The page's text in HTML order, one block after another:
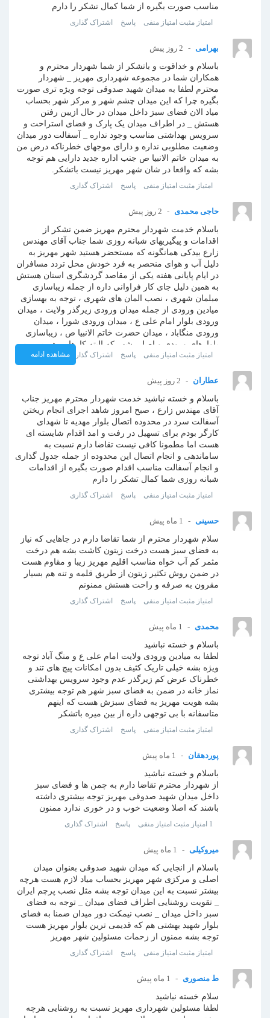
مناسب صورت بگیره از شما کمال تشکر را دارم
امتیاز مثبت امتیاز منفی پاسخ اشتراک گذاری
بهرامی
باسلام و خداقوت و باتشکر از شما شهردار محترم و
همکاران شما در مجموعه شهرداری مهریز _ شهردار
محترم لطفا به میدان شهید صدوقی توجه ویژه تری صورت
بگیره چرا که این میدان چشم شهر و مرکز شهر بحساب
میاد الان فضای سبز داخل میدان در حال ازیبن رفتن
هستش _ در اطراف میدان یک پارک و فضای استراحت و
سرویس بهداشتی مناسب وجود نداره _ آسفالت دور میدان
وضعیت مطلوبی نداره و دارای موجهای خطرناکه درض من
به میدان خاتم الانبیا ص جنب اداره جدید دارایی هم توجه
بشه که واقعا در شان شهر مهریز نیست باتشکر.
امتیاز مثبت امتیاز منفی پاسخ اشتراک گذاری
حاجی محمدی
باسلام خدمت شهردار محترم مهریز ضمن تشکر از
اقدامات و پیگیریهای شبانه روزی شما جناب آقای مهندس
زارع بیدکی همانگونه که مستحضر هستید شهر مهریز به
دلیل آب و هوای منحصر به فرد خودش محل تردد مسافران
در ایام پایانی هفته یکی از مقاصد گردشگری استان هستش
به همین دلیل جای کار فراوانی داره از جمله زیباسازی
مبلمان شهری ، نصب المان های شهری ، توجه به بهسازی
میادین ورودی از جمله میدان ورودی زیرگذر ولایت ، میدان
ورودی بلوار امام علی ع ، میدان ورودی شورا ، میدان
ورودی منگاباد ، میدان حضرت خاتم الانبیا ص ، زیباسازی
بلوارهای ورودی و اصلی شهر که البته کارهایی هم صورت
گرفته اما کافی نیست لطفا به این مسائل توجه صورت
بگیره که هر اقدام شهرداری آبروی کل شهر هستش
باتشکر از شما و همکاران خستگی ناپذیرتون.
مشاهده ادامه
امتیاز مثبت امتیاز منفی پاسخ اشتراک گذاری
عطاران
باسلام و خسته نباشید خدمت شهردار محترم مهریز جناب
آقای مهندس زارع ، صبح امروز شاهد اجرای انجام ریختن
آسفالت سرد در محدوده اتصال بلوار مهدیه تا شهدای
کارگر بودم برای تسهیل در رفت و امد اقدام شایسته ای
هست اما مطمونا کافی نیست تقاضا دارم نسبت به
ساماندهی و انجام اتصال این محدوده از جمله جدول گذاری
و انجام آسفالت مناسب اقدام صورت بگیره از اقدامات
شبانه روزی شما کمال تشکر را دارم
امتیاز مثبت امتیاز منفی پاسخ اشتراک گذاری
حسینی
سلام شهردار محترم از شما تقاضا دارم در جاهایی که نیاز
به فضای سبز هست درخت زیتون کاشت بشه هم درخت
مثمر کم آب خواه مناسب اقلیم مهریز زیبا و مقاوم هست
در ضمن روش تکثیر زیتون از طریق قلمه و تنه هم بسیار
مقرون به صرفه و راحت هستش ممنونم
امتیاز مثبت امتیاز منفی پاسخ اشتراک گذاری
محمدی
باسلام و خسته نباشید
لطفا به میادین ورودی ولایت امام علی ع و منگ آباد توجه
ویژه بشه خیلی تاریک کثیف بدون امکانات پیچ های تند و
خطرناک عرض کم زیرگذر عدم وجود سرویس بهداشتی
نماز خانه در ضمن به فضای سبز شهر هم توجه بیشتری
بشه هویت مهریز به فضای سبزش هست که اینهم
متاسفانه با بی توجهی داره از بین میره باتشکر
امتیاز مثبت امتیاز منفی پاسخ اشتراک گذاری
پوردهقان
باسلام و خسته نباشید
از شهردار محترم تقاضا دارم به چمن ها و فضای سبز
داخل میدان شهید صدوقی مهریز توجه بیشتری داشته
باشند که اصلا وضعیت خوب و در خوری ندارد ممنون
1 امتیاز مثبت امتیاز منفی پاسخ اشتراک گذاری
میروکیلی
باسلام از انجایی که میدان شهید صدوقی بعنوان میدان
اصلی و مرکزی شهر مهریز بحساب میاد لازم هست هرچه
بیشتر نسبت به این میدان توجه بشه مثل نصب پرچم ایران
_ تقویت روشنایی اطراف فضای میدان _ توجه به فضای
سبز داخل میدان _ نصب نیمکت دور میدان ضمنا به فضای
بلوار شهید بهشتی هم که قدیمی ترین بلوار مهریز هست
توجه بشه ممنون از زحمات مسئولین شهر مهریز
امتیاز مثبت امتیاز منفی پاسخ اشتراک گذاری
ط منصوری
سلام خسته نباشید
لطفا مسئولین شهرداری مهریز نسبت به روشنایی هرچه